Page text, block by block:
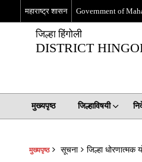
महाराष्ट्र शासन Government of
जिल्हा हिंगोली
DISTRICT
मुख्यपृष्ठ जिल्हाविषयी
मुख्यपृष्ठ सूचना जिल्हा धोरणात्मक